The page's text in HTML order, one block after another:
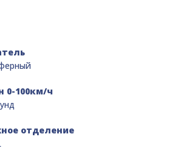
0-100км/ч
отделение